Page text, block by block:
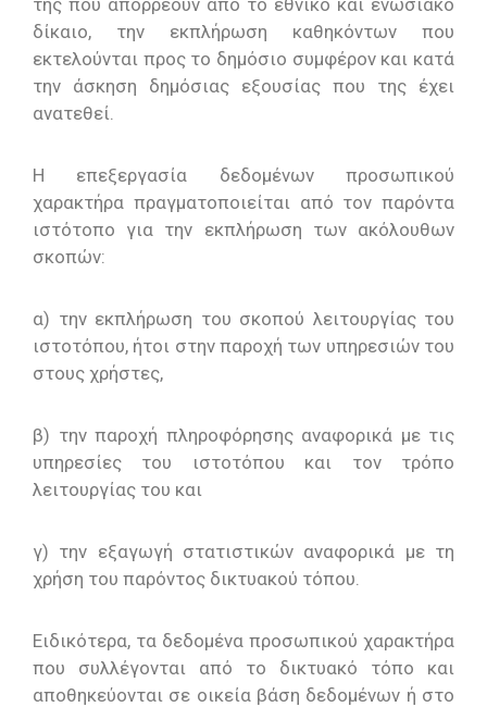
της που απορρέουν από το εθνικό και ενωσιακό
δίκαιο, την εκπλήρωση καθηκόντων που
εκτελούνται προς το δημόσιο συμφέρον και κατά
την άσκηση δημόσιας εξουσίας που της έχει
ανατεθεί.
Η επεξεργασία δεδομένων προσωπικού
χαρακτήρα πραγματοποιείται από τον παρόντα
ιστότοπο για την εκπλήρωση των ακόλουθων
σκοπών:
α) την εκπλήρωση του σκοπού λειτουργίας του
ιστοτόπου, ήτοι στην παροχή των υπηρεσιών του
στους χρήστες,
β) την παροχή πληροφόρησης αναφορικά με τις
υπηρεσίες του ιστοτόπου και τον τρόπο
λειτουργίας του και
γ) την εξαγωγή στατιστικών αναφορικά με τη
χρήση του παρόντος δικτυακού τόπου.
Ειδικότερα, τα δεδομένα προσωπικού χαρακτήρα
που συλλέγονται από το δικτυακό τόπο και
αποθηκεύονται σε οικεία βάση δεδομένων ή στο